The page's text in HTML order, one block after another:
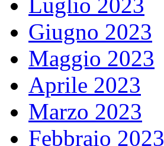
Luglio 2023
Giugno 2023
Maggio 2023
Aprile 2023
Marzo 2023
Febbraio 2023